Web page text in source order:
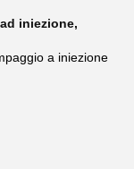
iniezione,
a iniezione